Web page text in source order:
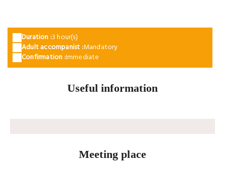
Duration :3 hour(s)
Adult accompanist :Mandatory
Confirmation :Immediate
Useful information
Meeting place